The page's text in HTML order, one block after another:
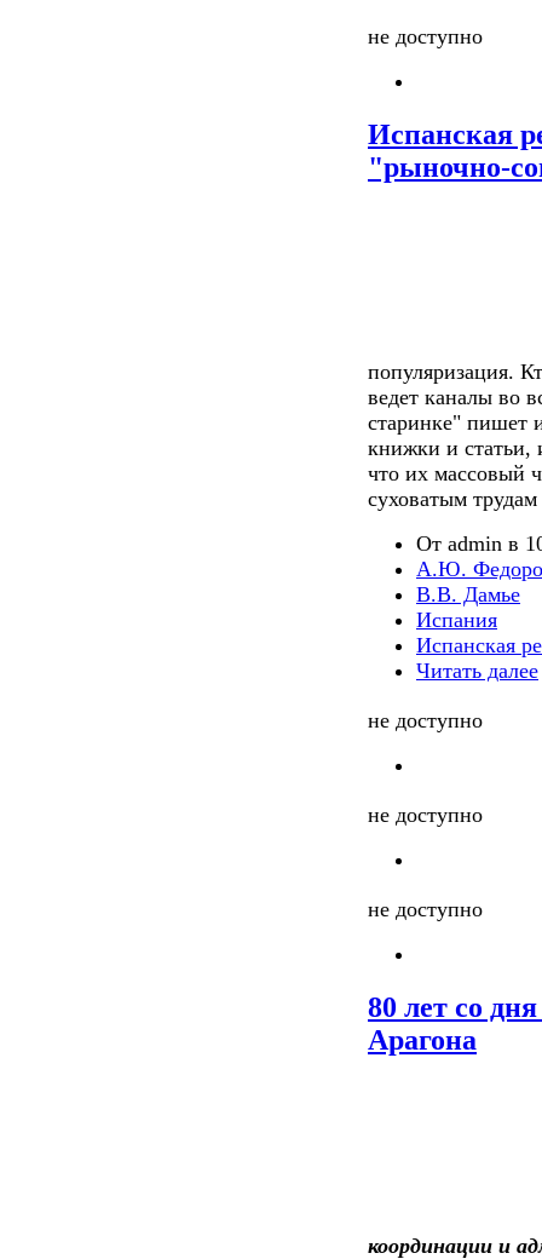
не доступно
Испанская
"рыночно-
популяризация.
ведет каналы во
старинке" пишет
книжки и статьи,
что их массовый
суховатым
От admin в
А.Ю.
В.В. Дамье
Испания
Испанская
Читать далее
не доступно
не доступно
не доступно
80 лет со
Арагона
координации и